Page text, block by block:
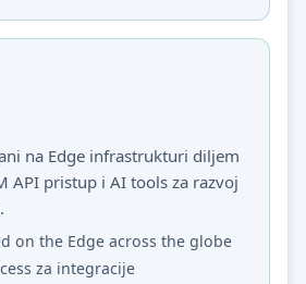
na Edge infrastrukturi diljem
API pristup i AI tools za razvoj
on the Edge across the globe
za integracije